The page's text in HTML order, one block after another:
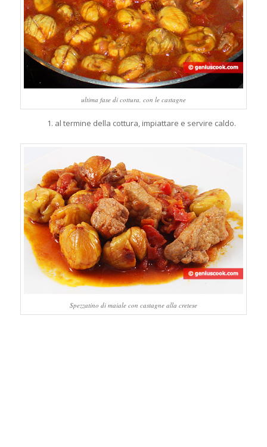
ultima fase di cottura, con le castagne
al termine della cottura, impiattare e servire caldo.
Spezzatino di maiale con castagne alla cretese